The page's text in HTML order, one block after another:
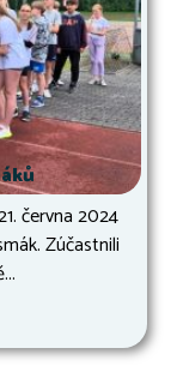
června 2024
Zúčastnili